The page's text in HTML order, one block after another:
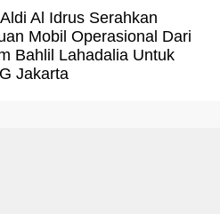
Al Idrus Serahkan
Mobil Operasional Dari
Bahlil Lahadalia Untuk
Jakarta